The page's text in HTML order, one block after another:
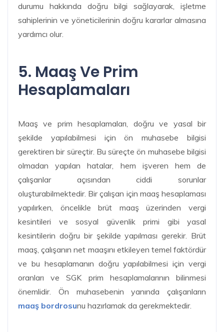
durumu hakkında doğru bilgi sağlayarak, işletme
sahiplerinin ve yöneticilerinin doğru kararlar almasına
yardımcı olur.
5. Maaş Ve Prim
Hesaplamaları
Maaş ve prim hesaplamaları, doğru ve yasal bir
şekilde yapılabilmesi için ön muhasebe bilgisi
gerektiren bir süreçtir. Bu süreçte ön muhasebe bilgisi
olmadan yapılan hatalar, hem işveren hem de
çalışanlar açısından ciddi sorunlar
oluşturabilmektedir. Bir çalışan için maaş hesaplaması
yapılırken, öncelikle brüt maaş üzerinden vergi
kesintileri ve sosyal güvenlik primi gibi yasal
kesintilerin doğru bir şekilde yapılması gerekir. Brüt
maaş, çalışanın net maaşını etkileyen temel faktördür
ve bu hesaplamanın doğru yapılabilmesi için vergi
oranları ve SGK prim hesaplamalarının bilinmesi
önemlidir. Ön muhasebenin yanında çalışanların
maaş bordrosunu hazırlamak da gerekmektedir.